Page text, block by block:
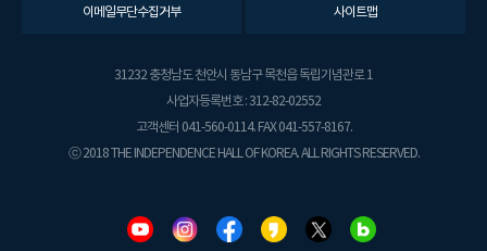
이메일무단수집거부 사이트맵
31232 충청남도 천안시 동남구 목천읍 독립기념관로 1
사업자등록번호 : 312-82-02552
고객센터 041-560-0114. FAX 041-557-8167.
ⓒ 2018 THE INDEPENDENCE HALL OF KOREA. ALL RIGHTS RESERVED.